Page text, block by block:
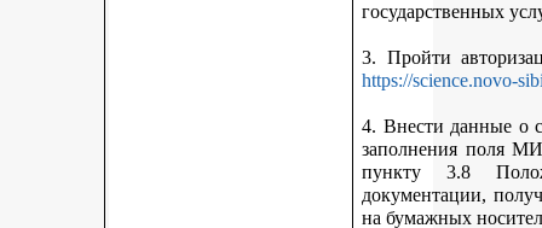
государственных
3. Пройти
https://science.novo-
4. Внести данные о
заполнения поля
пункту 3.8
документации,
на бумажных